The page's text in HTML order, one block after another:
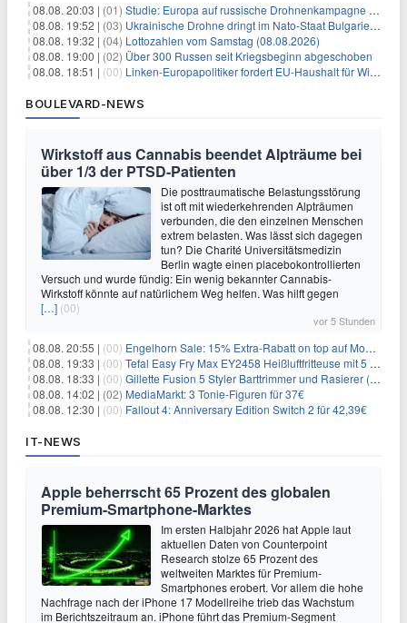
08.08. 20:03 | (01) Studie: Europa auf russische Drohnenkampagne unzureichend vorbereitet
08.08. 19:52 | (03) Ukrainische Drohne dringt im Nato-Staat Bulgarien ein
08.08. 19:32 | (04) Lottozahlen vom Samstag (08.08.2026)
08.08. 19:00 | (02) Über 300 Russen seit Kriegsbeginn abgeschoben
08.08. 18:51 | (00) Linken-Europapolitiker fordert EU-Haushalt für Wirtschaftsumbau
BOULEVARD-NEWS
Wirkstoff aus Cannabis beendet Alpträume bei
über 1/3 der PTSD-Patienten
Die posttraumatische Belastungsstörung
ist oft mit wiederkehrenden Alpträumen
verbunden, die den einzelnen Menschen
extrem belasten. Was lässt sich dagegen
tun? Die Charité Universitätsmedizin
Berlin wagte einen placebokontrollierten
Versuch und wurde fündig: Ein wenig bekannter Cannabis-
Wirkstoff könnte auf natürlichem Weg helfen. Was hilft gegen
[…] (00)
vor 5 Stunden
08.08. 20:55 | (00) Engelhorn Sale: 15% Extra-Rabatt on top auf Mode- und Sport-Artikel
08.08. 19:33 | (00) Tefal Easy Fry Max EY2458 Heißluftfritteuse mit 5 Litern für 64,99€
08.08. 18:33 | (00) Gillette Fusion 5 Styler Barttrimmer und Rasierer (All in One) für 16€
08.08. 14:02 | (02) MediaMarkt: 3 Tonie-Figuren für 37€
08.08. 12:30 | (00) Fallout 4: Anniversary Edition Switch 2 für 42,39€
IT-NEWS
Apple beherrscht 65 Prozent des globalen
Premium-Smartphone-Marktes
Im ersten Halbjahr 2026 hat Apple laut
aktuellen Daten von Counterpoint
Research stolze 65 Prozent des
weltweiten Marktes für Premium-
Smartphones erobert. Vor allem die hohe
Nachfrage nach der iPhone 17 Modellreihe trieb das Wachstum
im Berichtszeitraum an. iPhone führt das Premium-Segment